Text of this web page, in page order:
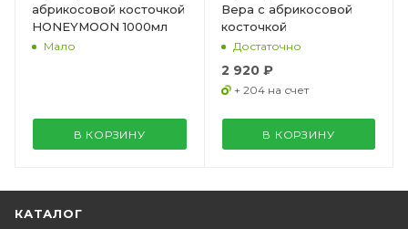
абрикосовой косточкой
HONEYMOON 1000мл
Мало
В КОРЗИНУ
Вера с абрикосовой
косточкой
Достаточно
2 920 ₽
+ 204 на счет
В КОРЗИНУ
КАТАЛОГ